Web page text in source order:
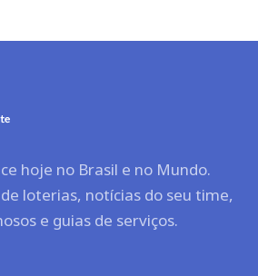
hoje no Brasil e no Mundo.
loterias, notícias do seu time,
e guias de serviços.